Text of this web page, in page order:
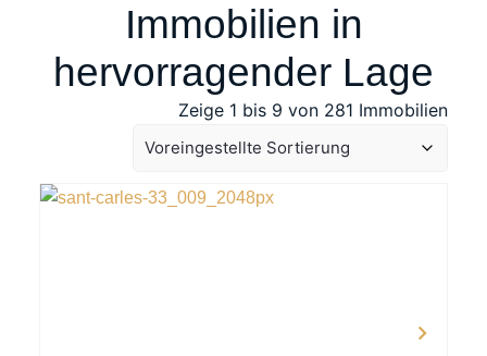
Immobilien in
hervorragender Lage
Zeige 1 bis 9 von 281 Immobilien